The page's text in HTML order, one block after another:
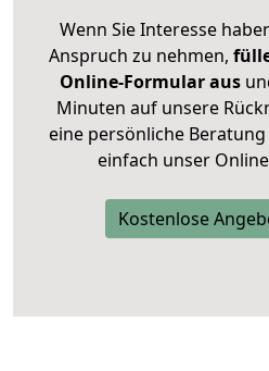
Wenn Sie Interesse
Anspruch zu nehmen,
Online-Formular aus
Minuten auf unsere
eine persönliche
einfach unser
Kostenlose